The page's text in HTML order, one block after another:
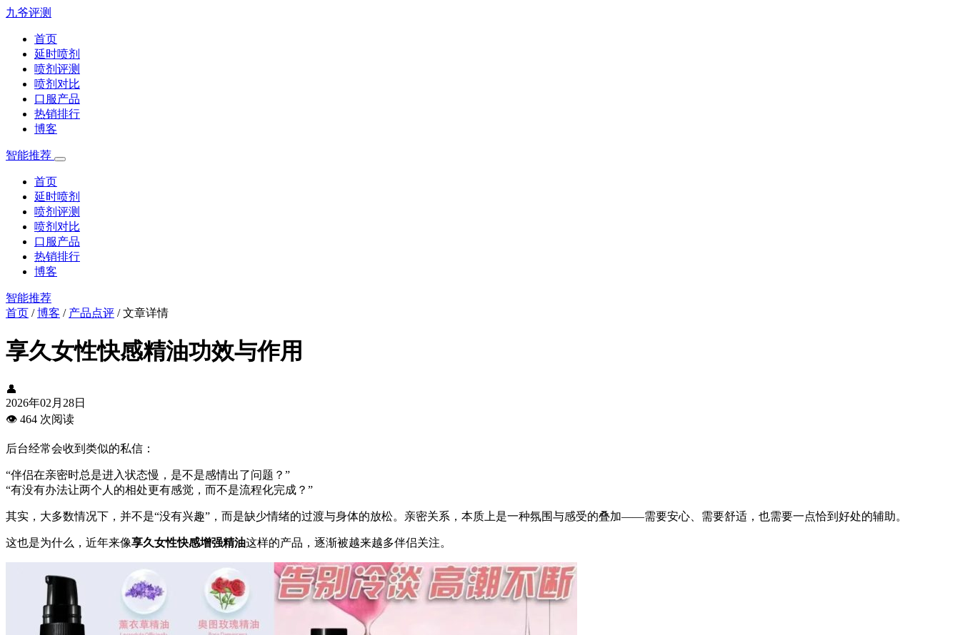
九爷评测
首页
延时喷剂
喷剂评测
喷剂对比
口服产品
热销排行
博客
智能推荐
首页
延时喷剂
喷剂评测
喷剂对比
口服产品
热销排行
博客
智能推荐
首页 /博客 / 产品点评 /文章详情
享久女性快感精油功效与作用
👤
2026年02月28日
👁️ 464 次阅读
后台经常会收到类似的私信：
“伴侣在亲密时总是进入状态慢，是不是感情出了问题？”
“有没有办法让两个人的相处更有感觉，而不是流程化完成？”
其实，大多数情况下，并不是“没有兴趣”，而是缺少情绪的过渡与身体的放松。亲密关系，本质上是一种氛围与感受的叠加——需要安心、需要舒适，也需要一点恰到好处的辅助。
这也是为什么，近年来像享久女性快感增强精油这样的产品，逐渐被越来越多伴侣关注。